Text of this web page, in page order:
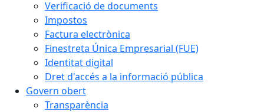
Verificació de documents
Impostos
Factura electrònica
Finestreta Única Empresarial (FUE)
Identitat digital
Dret d'accés a la informació pública
Govern obert
Transparència